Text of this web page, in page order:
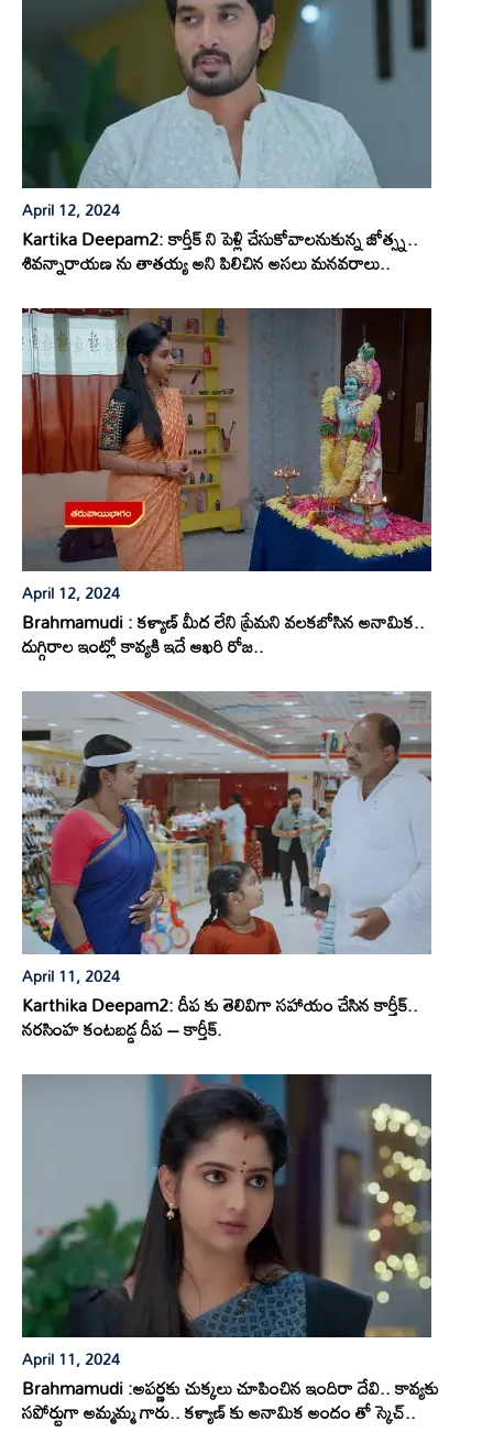
April 12, 2024
Kartika Deepam2: కార్తీక్ ని పెళ్లి చేసుకోవాలనుకున్న జోత్స్న..
శివన్నారాయణ ను తాతయ్య అని పిలిచిన అసలు మనవరాలు..
April 12, 2024
Brahmamudi : కళ్యాణ్ మీద లేని ప్రేమని వలకబోసిన అనామిక..
దుగ్గిరాల ఇంట్లో కావ్యకి ఇదే ఆఖరి రోజ..
April 11, 2024
Karthika Deepam2: దీప కు తెలివిగా సహాయం చేసిన కార్తీక్..
నరసింహ కంటబడ్డ దీప – కార్తీక్.
April 11, 2024
Brahmamudi :అపర్ణకు చుక్కలు చూపించిన ఇందిరా దేవి.. కావ్యకు
సపోర్టుగా అమ్మమ్మ గారు.. కళ్యాణ్ కు అనామిక అందం తో స్కెచ్..